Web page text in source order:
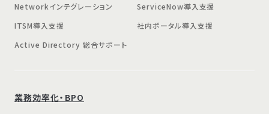
Networkインテグレーション
ServiceNow導入支援
ITSM導入支援
社内ポータル導入支援
Active Directory 総合サポート
業務効率化・BPO